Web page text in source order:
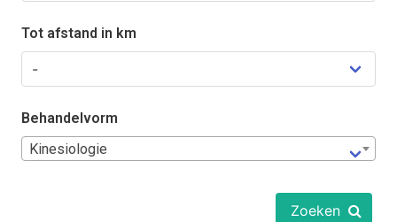
Tot afstand in km
Behandelvorm
Kinesiologie
Zoeken